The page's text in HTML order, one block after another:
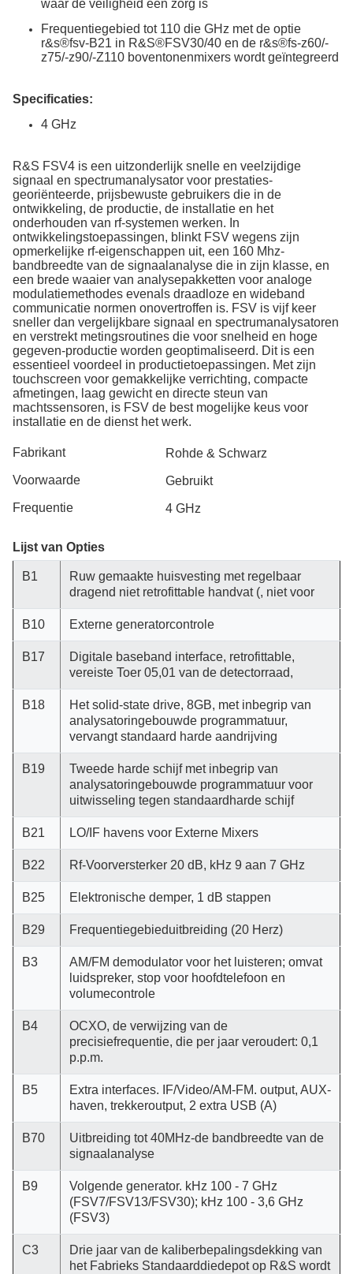
waar de veiligheid een zorg is
Frequentiegebied tot 110 die GHz met de optie
r&s®fsv-B21 in R&S®FSV30/40 en de r&s®fs-z60/-
z75/-z90/-Z110 boventonenmixers wordt geïntegreerd
Specificaties:
4 GHz
R&S FSV4 is een uitzonderlijk snelle en veelzijdige
signaal en spectrumanalysator voor prestaties-
georiënteerde, prijsbewuste gebruikers die in de
ontwikkeling, de productie, de installatie en het
onderhouden van rf-systemen werken. In
ontwikkelingstoepassingen, blinkt FSV wegens zijn
opmerkelijke rf-eigenschappen uit, een 160 Mhz-
bandbreedte van de signaalanalyse die in zijn klasse, en
een brede waaier van analysepakketten voor analoge
modulatiemethodes evenals draadloze en wideband
communicatie normen onovertroffen is. FSV is vijf keer
sneller dan vergelijkbare signaal en spectrumanalysatoren
en verstrekt metingsroutines die voor snelheid en hoge
gegeven-productie worden geoptimaliseerd. Dit is een
essentieel voordeel in productietoepassingen. Met zijn
touchscreen voor gemakkelijke verrichting, compacte
afmetingen, laag gewicht en directe steun van
machtssensoren, is FSV de best mogelijke keus voor
installatie en de dienst het werk.
Fabrikant
Rohde & Schwarz
Voorwaarde
Gebruikt
Frequentie
4 GHz
Lijst van Opties
B1
Ruw gemaakte huisvesting met regelbaar
dragend niet retrofittable handvat (, niet voor
B10 Externe generatorcontrole
B17
Digitale baseband interface, retrofittable,
vereiste Toer 05,01 van de detectorraad,
B18
Het solid-state drive, 8GB, met inbegrip van
analysatoringebouwde programmatuur,
vervangt standaard harde aandrijving
B19
Tweede harde schijf met inbegrip van
analysatoringebouwde programmatuur voor
uitwisseling tegen standaardharde schijf
B21 LO/IF havens voor Externe Mixers
B22 Rf-Voorversterker 20 dB, kHz 9 aan 7 GHz
B25 Elektronische demper, 1 dB stappen
B29 Frequentiegebieduitbreiding (20 Herz)
B3
AM/FM demodulator voor het luisteren; omvat
luidspreker, stop voor hoofdtelefoon en
volumecontrole
B4
OCXO, de verwijzing van de
precisiefrequentie, die per jaar veroudert: 0,1
p.p.m.
B5
Extra interfaces. IF/Video/AM-FM. output, AUX-
haven, trekkeroutput, 2 extra USB (A)
B70
Uitbreiding tot 40MHz-de bandbreedte van de
signaalanalyse
B9
Volgende generator. kHz 100 - 7 GHz
(FSV7/FSV13/FSV30); kHz 100 - 3,6 GHz
(FSV3)
C3
Drie jaar van de kaliberbepalingsdekking van
het Fabrieks Standaarddiedepot op R&S wordt